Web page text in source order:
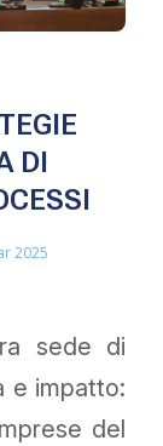
DI
2025
sede di
e impatto:
del